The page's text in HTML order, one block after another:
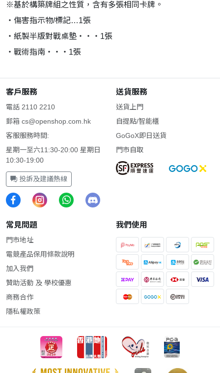
※基於構築牌組之性質，含有多張相同卡牌。
・傷害指示物/標記…1張
・紙製半版對戰桌墊・・・1張
・戰術指南・・・1張
客戶服務
電話 2110 2210
郵箱 cs@openshop.com.hk
客服服務時間:
星期一至六11:30-20:00 星期日
10:30-19:00
投訴及建議熱線
送貨服務
送貨上門
自提點/智能櫃
GoGoX即日送貨
門市自取
常見問題
門市地址
電競產品保用條款說明
加入我們
贊助活動 及 學校優惠
商務合作
隱私權政策
我們使用